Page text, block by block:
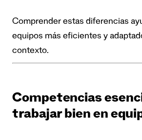
Comprender estas diferencias
equipos más eficientes y
contexto.
Competencias
trabajar bien en